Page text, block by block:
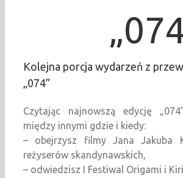
Kolejna porcja wydarzeń z
„074”
Czytając najnowszą edycję
między innymi gdzie i kiedy:
– obejrzysz filmy Jana Jakuba
reżyserów skandynawskich,
– odwiedzisz I Festiwal Origami i